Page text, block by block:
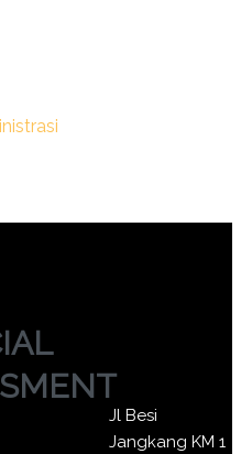
Jl Besi
Jangkang KM 1